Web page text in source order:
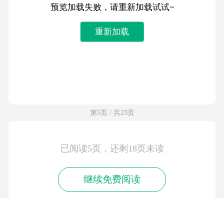
预览加载失败，请重新加载试试~
重新加载
第5页 / 共23页
已阅读5页，还剩18页未读
继续免费阅读